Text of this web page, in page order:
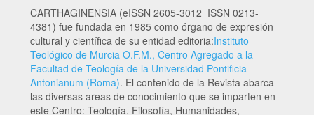
CARTHAGINENSIA (eISSN 2605-3012 ISSN 0213-
4381) fue fundada en 1985 como órgano de expresión
cultural y científica de su entidad editoria:Instituto
Teológico de Murcia O.F.M., Centro Agregado a la
Facultad de Teología de la Universidad Pontificia
Antonianum (Roma). El contenido de la Revista abarca
las diversas areas de conocimiento que se imparten en
este Centro: Teología, Filosofía, Humanidades,